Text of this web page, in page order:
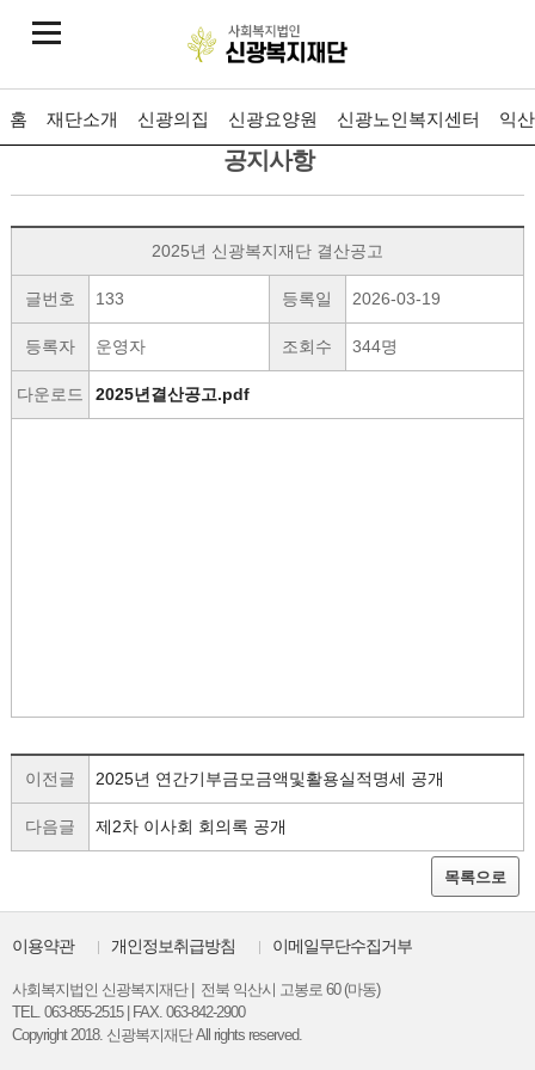
홈 재단소개 신광의집 신광요양원 신광노인복지센터 익
공지사항
2025년 신광복지재단 결산공고
글번호 133 등록일 2026-03-19
등록자 운영자 조회수 344명
다운로드 2025년결산공고.pdf
이전글 2025년 연간기부금모금액및활용실적명세 공개
다음글 제2차 이사회 회의록 공개
목록으로
이용약관 개인정보취급방침 이메일무단수집거부
사회복지법인 신광복지재단 | 전북 익산시 고봉로 60 (마동)
TEL. 063-855-2515 | FAX. 063-842-2900
Copyright 2018. 신광복지재단 All rights reserved.